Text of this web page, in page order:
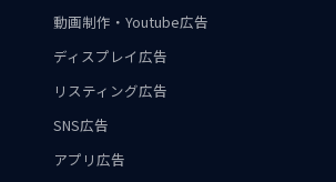
動画制作・Youtube広告
ディスプレイ広告
リスティング広告
SNS広告
アプリ広告